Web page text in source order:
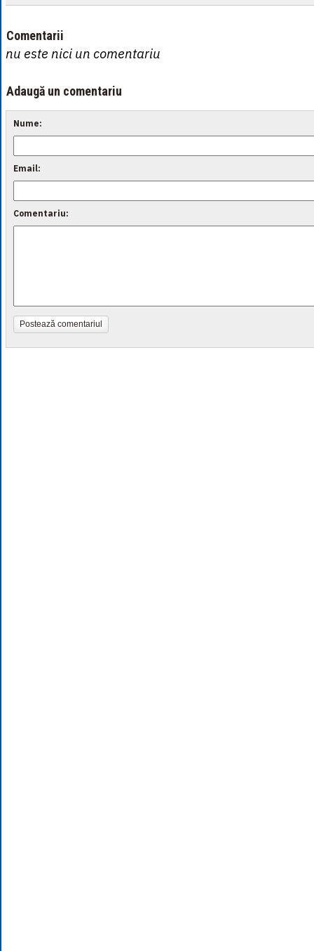
Comentarii
nu este nici un comentariu
Adaugă un comentariu
Nume:
Email:
Comentariu:
Postează comentariul